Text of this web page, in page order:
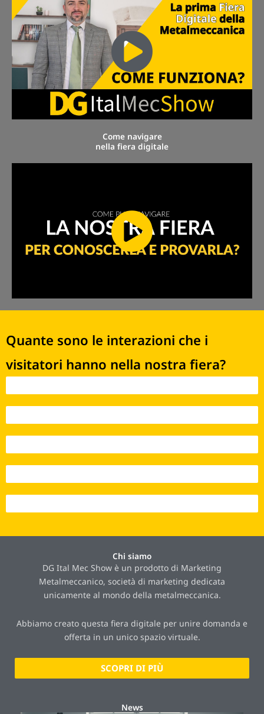
Come navigare
nella fiera digitale
Quante sono le interazioni che i
visitatori hanno nella nostra fiera?
Chi siamo
DG Ital Mec Show è un prodotto di Marketing
Metalmeccanico, società di marketing dedicata
unicamente al mondo della metalmeccanica.
Abbiamo creato questa fiera digitale per unire domanda e
offerta in un unico spazio virtuale.
SCOPRI DI PIÙ
News